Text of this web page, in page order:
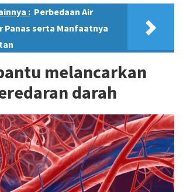
: Perbedaan Air
Panas serta Manfaatnya
melancarkan
darah